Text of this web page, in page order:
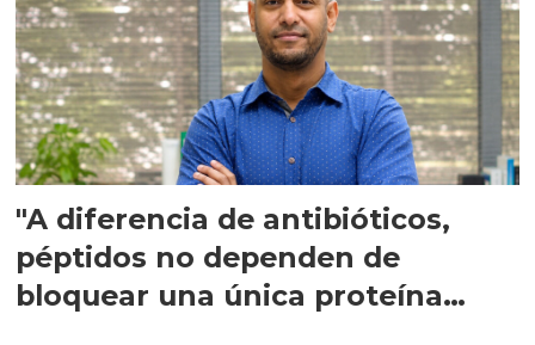
"A diferencia de antibióticos,
péptidos no dependen de
bloquear una única proteína